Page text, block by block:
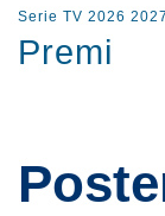
Serie TV 2026 2027
Premi